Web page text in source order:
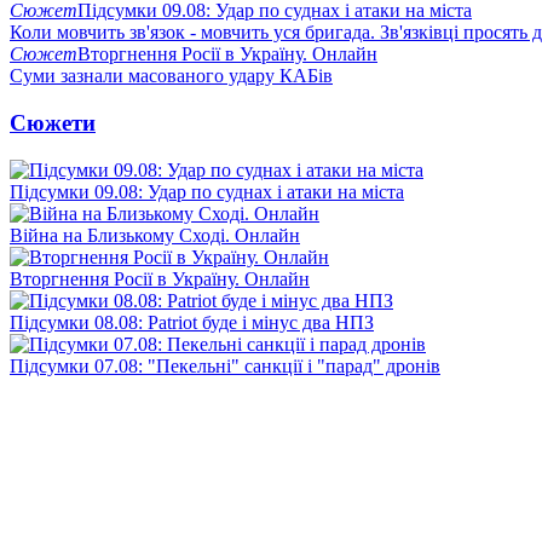
СюжетПідсумки 09.08: Удар по суднах і атаки на міста
Коли мовчить зв'язок - мовчить уся бригада. Зв'язківці просять
СюжетВторгнення Росії в Україну. Онлайн
Суми зазнали масованого удару КАБів
Сюжети
Підсумки 09.08: Удар по суднах і атаки на міста
Війна на Близькому Сході. Онлайн
Вторгнення Росії в Україну. Онлайн
Підсумки 08.08: Patriot буде і мінус два НПЗ
Підсумки 07.08: "Пекельні" санкції і "парад" дронів